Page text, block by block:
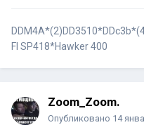
FI SP418*Hawker 400
Zoom_Zoom.
Опубликовано 14